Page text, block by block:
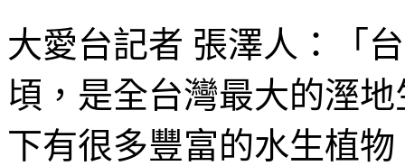
大愛台記者 張澤人：「
頃，是全台灣最大的溼
下有很多豐富的水生植